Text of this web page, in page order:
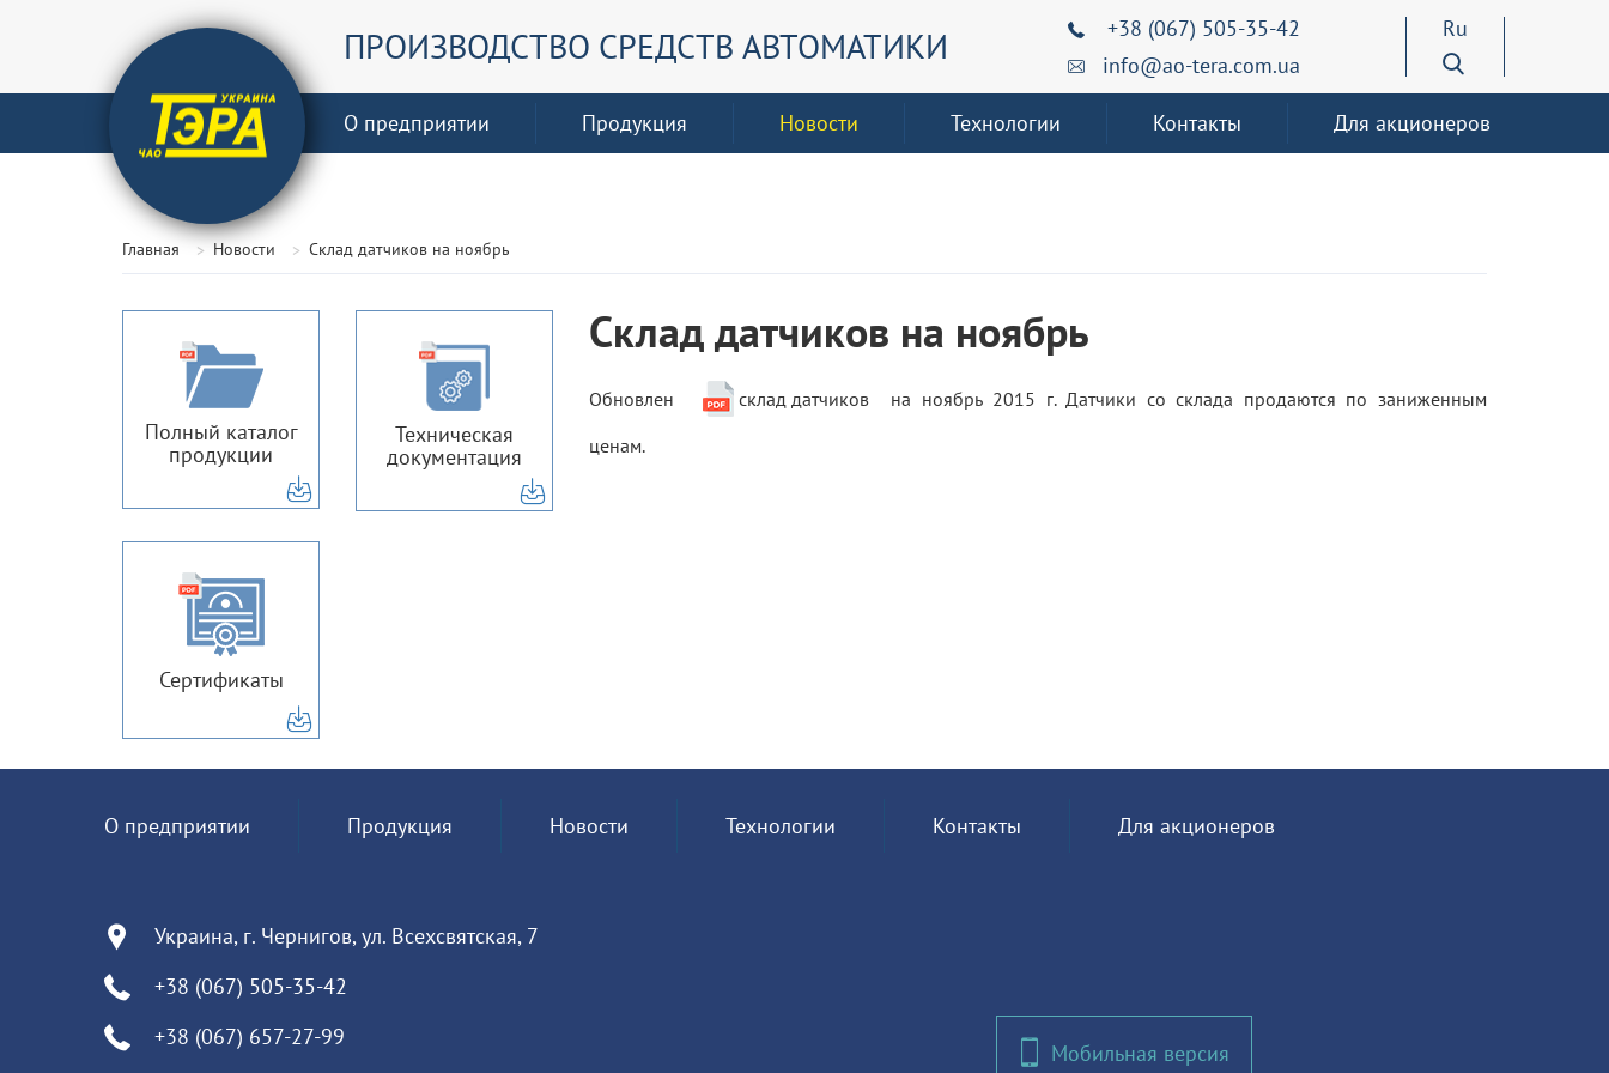
ПРОИЗВОДСТВО СРЕДСТВ АВТОМАТИКИ
+38 (067) 505-35-42
info@ao-tera.com.ua
Ru
О предприятии Продукция Новости Технологии Контакты Для акционеров
Главная Новости Склад датчиков на ноябрь
Полный каталог
продукции
Техническая
документация
Сертификаты
Склад датчиков на ноябрь
Обновлен склад датчиков
на ноябрь 2015 г. Датчики со склада продаются по заниженным
ценам.
О предприятии Продукция Новости Технологии Контакты Для акционеров
Украина, г. Чернигов, ул. Всехсвятская, 7
+38 (067) 505-35-42
+38 (067) 657-27-99
Мобильная версия